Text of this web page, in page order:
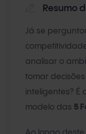
Resumo
Já se
analisar o
tomar
inteligentes? É
modelo das 5